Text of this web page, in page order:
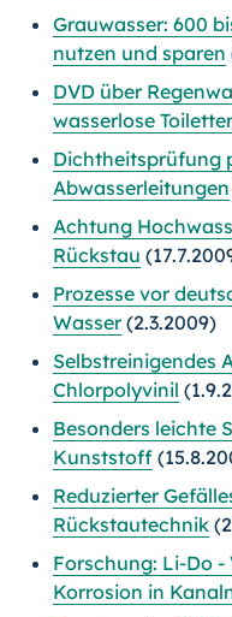
Grauwasser: 600
nutzen und sparen
DVD über
wasserlose
Dichtheitsprüfung
Abwasserleitungen
Achtung
Rückstau
Prozesse vor
Wasser(2.3.2009)
Selbstreinigendes
Chlorpolyvinil
Besonders leichte
Kunststoff
Reduzierter
Rückstautechnik
Forschung: Li-Do
Korrosion in